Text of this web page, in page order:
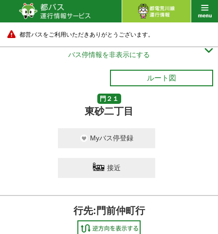
都営バスをご利用いただきありがとうございます。
バス停情報を非表示にする 
ルート図
門２１
東砂二丁目
Myバス停登録
接近
行先:門前仲町行